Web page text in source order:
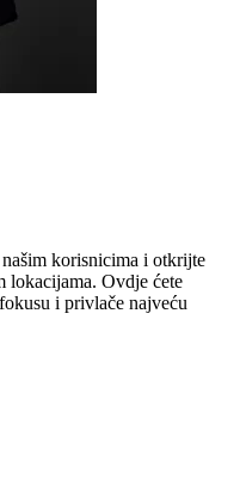
korisnicima i otkrijte
lokacijama. Ovdje ćete
i privlače najveću